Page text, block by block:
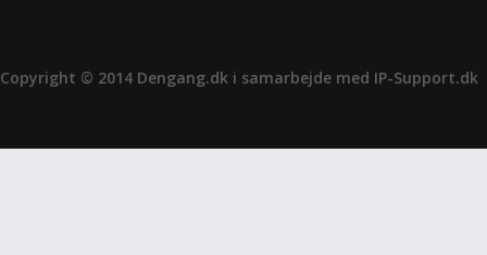
Copyright © 2014 Dengang.dk i samarbejde med IP-Support.dk